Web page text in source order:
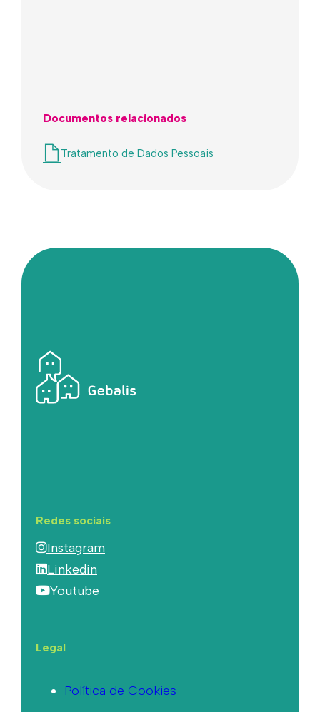
Documentos relacionados
Tratamento de Dados Pessoais
Redes sociais
Instagram
Linkedin
Youtube
Legal
Política de Cookies